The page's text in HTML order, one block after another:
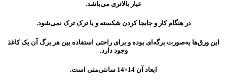
عیار بالاتری می‌باشد.
در هنگام کار و جابجا کردن شکسته و یا ترک ترک نمی‌شود.
این ورق‌ها به‌صورت برگه‌ای بوده و برای راحتی استفاده بین هر برگ آن یک کاغذ
وجود دارد.
ابعاد آن 14×14 سانتی‌متی است.